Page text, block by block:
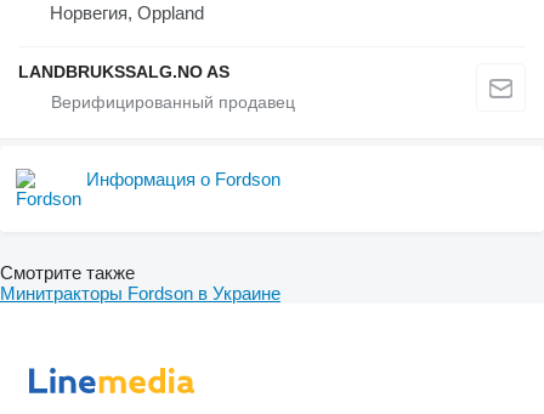
Норвегия, Oppland
LANDBRUKSSALG.NO AS
Информация о Fordson
Смотрите также
Минитракторы Fordson в Украине